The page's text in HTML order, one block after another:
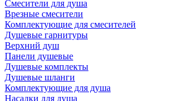
Смесители для душа
Врезные смесители
Комплектующие для смесителей
Душевые гарнитуры
Верхний душ
Панели душевые
Душевые комплекты
Душевые шланги
Комплектующие для душа
Насадки для душа